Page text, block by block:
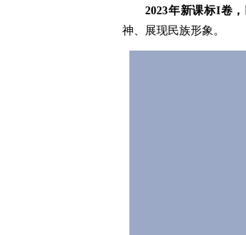
2023年新课标I卷，
神、展现民族形象。